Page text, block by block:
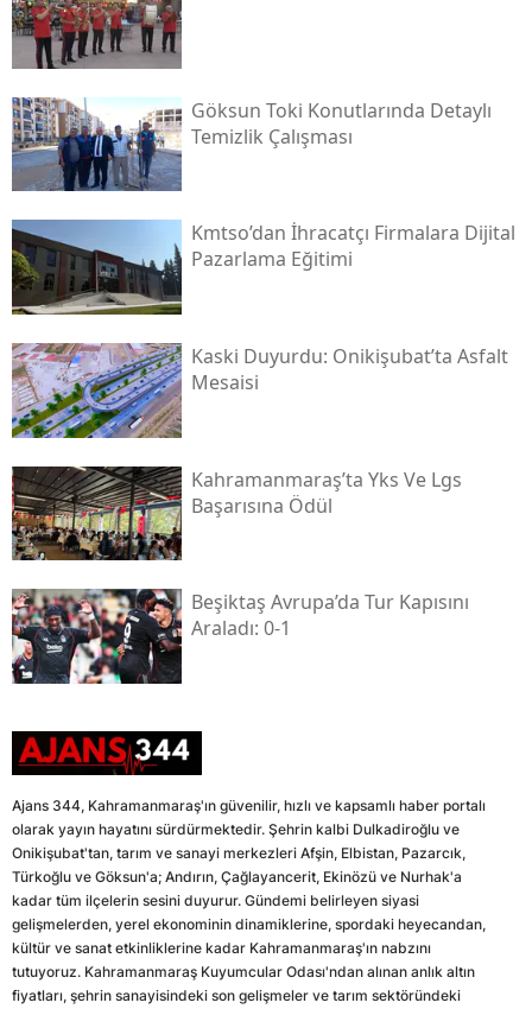
Göksun Toki̇ Konutlarında Detaylı
Temizlik Çalışması
Kmtso’dan İhracatçı Firmalara Dijital
Pazarlama Eğitimi
Kaski̇ Duyurdu: Onikişubat’ta Asfalt
Mesaisi
Kahramanmaraş’ta Yks Ve Lgs
Başarısına Ödül
Beşiktaş Avrupa’da Tur Kapısını
Araladı: 0-1
Ajans 344, Kahramanmaraş'ın güvenilir, hızlı ve kapsamlı haber portalı
olarak yayın hayatını sürdürmektedir. Şehrin kalbi Dulkadiroğlu ve
Onikişubat'tan, tarım ve sanayi merkezleri Afşin, Elbistan, Pazarcık,
Türkoğlu ve Göksun'a; Andırın, Çağlayancerit, Ekinözü ve Nurhak'a
kadar tüm ilçelerin sesini duyurur. Gündemi belirleyen siyasi
gelişmelerden, yerel ekonominin dinamiklerine, spordaki heyecandan,
kültür ve sanat etkinliklerine kadar Kahramanmaraş'ın nabzını
tutuyoruz. Kahramanmaraş Kuyumcular Odası'ndan alınan anlık altın
fiyatları, şehrin sanayisindeki son gelişmeler ve tarım sektöründeki